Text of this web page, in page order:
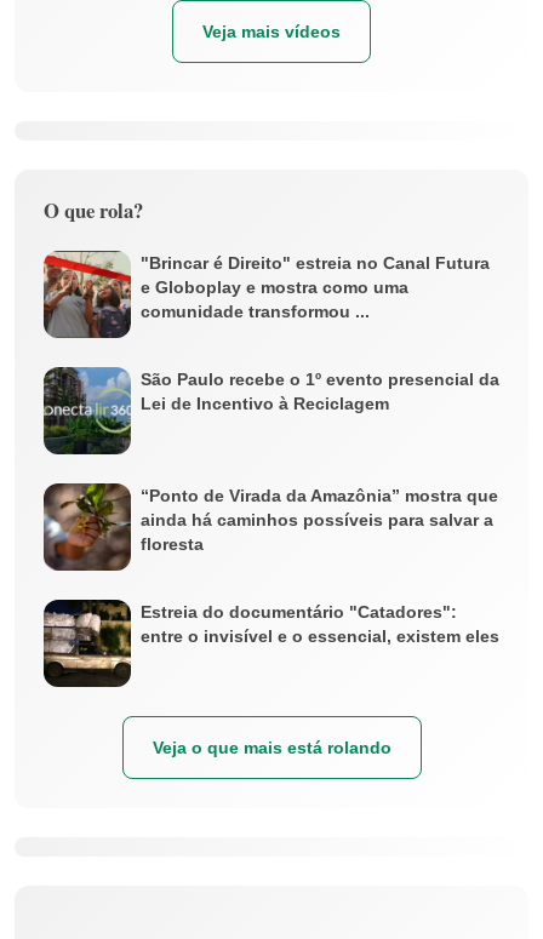
Veja mais vídeos
O que rola?
"Brincar é Direito" estreia no Canal Futura
e Globoplay e mostra como uma
comunidade transformou ...
São Paulo recebe o 1º evento presencial da
Lei de Incentivo à Reciclagem
“Ponto de Virada da Amazônia” mostra que
ainda há caminhos possíveis para salvar a
floresta
Estreia do documentário "Catadores":
entre o invisível e o essencial, existem eles
Veja o que mais está rolando